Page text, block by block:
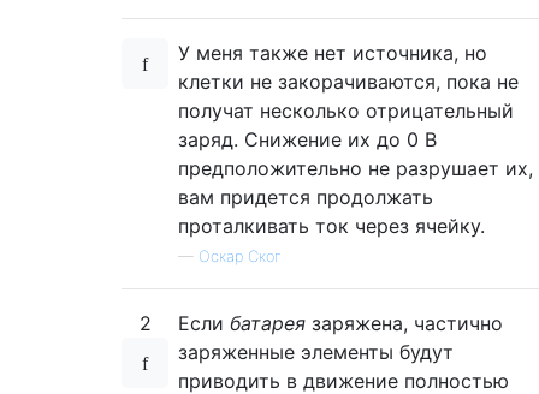
У меня также нет источника, но
клетки не закорачиваются, пока не
получат несколько отрицательный
заряд. Снижение их до 0 В
предположительно не разрушает их,
вам придется продолжать
проталкивать ток через ячейку.
— Оскар Ског
2 Если батарея заряжена, частично
заряженные элементы будут
приводить в движение полностью